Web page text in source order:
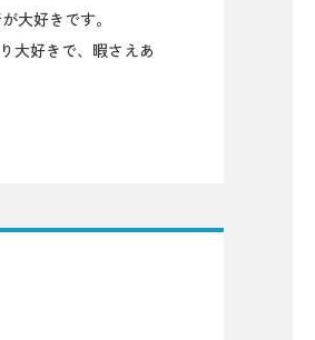
大好きです。
大好きで、暇さえあ